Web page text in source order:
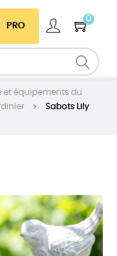
PRO
0
et équipements du
Sabots Lily